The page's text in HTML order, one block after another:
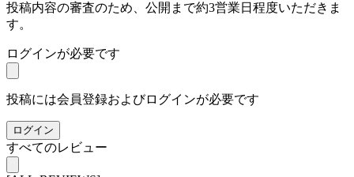
投稿内容の審査のため、公開まで約3営業日程度いただきま
す。
ログインが必要です
投稿には会員登録およびログインが必要です
ログイン
すべてのレビュー